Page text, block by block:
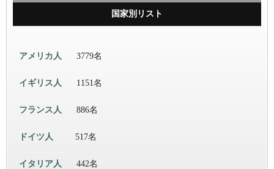
国家別リスト
アメリカ人 3779名
イギリス人 1151名
フランス人 886名
ドイツ人 517名
イタリア人 442名